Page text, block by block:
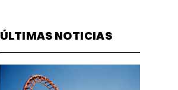
ÚLTIMAS NOTICIAS